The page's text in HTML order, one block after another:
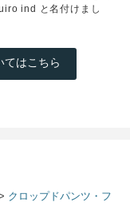
ind と名付けまし
てはこちら
クロップドパンツ・フ